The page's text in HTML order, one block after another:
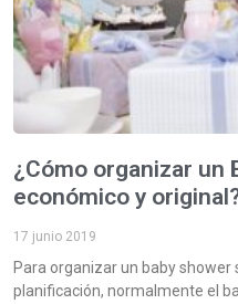
¿Cómo organizar un
económico y
17 junio 2019
Para organizar un baby
planificación, normalmente el